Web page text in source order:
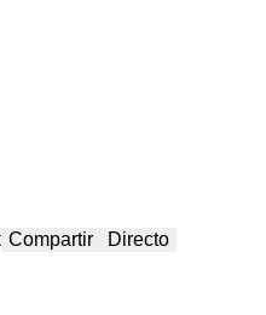
Compartir Directo